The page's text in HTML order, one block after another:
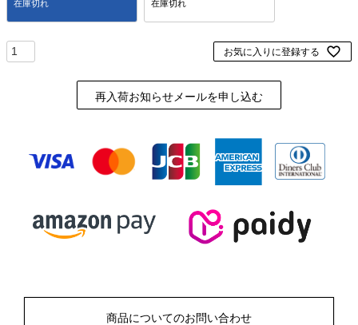
お気に入りに登録する
再入荷お知らせメールを申し込む
商品についてのお問い合わせ